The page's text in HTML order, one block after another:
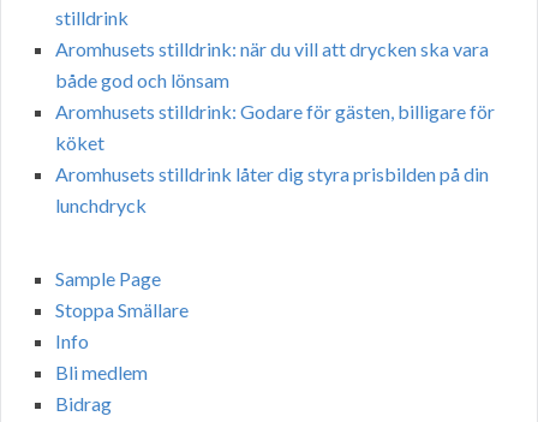
stilldrink
Aromhusets stilldrink: när du vill att drycken ska vara
både god och lönsam
Aromhusets stilldrink: Godare för gästen, billigare för
köket
Aromhusets stilldrink låter dig styra prisbilden på din
lunchdryck
Sample Page
Stoppa Smällare
Info
Bli medlem
Bidrag